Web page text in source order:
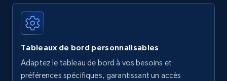
Tableaux de bord personnalisables
Adaptez le tableau de bord à vos besoins et
préférences spécifiques, garantissant un accès